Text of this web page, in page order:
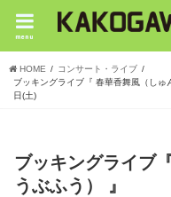
menu
HOME
コンサート・ライブ
ブッキングライブ『 春華香舞風（し
日(土)
ブッキングライブ
うぶふう） 』